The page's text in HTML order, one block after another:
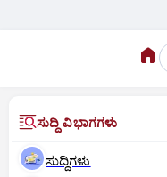
ಸುದ್ದಿ ವಿಭಾಗಗಳು
ಸುದ್ದಿಗಳು